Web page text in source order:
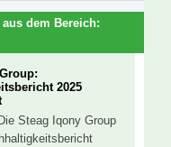
dem Bereich:
2025
Steag Iqony Group